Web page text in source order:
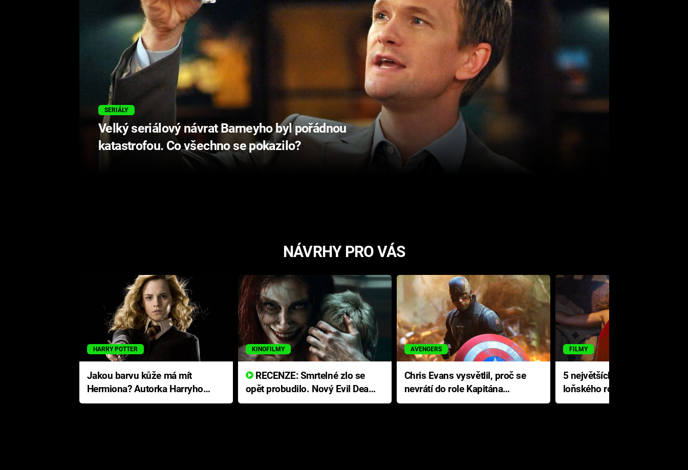
SERIÁLY
Velký seriálový návrat Barneyho byl pořádnou
katastrofou. Co všechno se pokazilo?
NÁVRHY PRO VÁS
HARRY POTTER
Jakou barvu kůže má mít
Hermiona? Autorka Harryho
Pottera přišla s ráznou
KINOFILMY
RECENZE: Smrtelné zlo se
opět probudilo. Nový Evil Dead
přichází s neodolatelnou
AVENGERS
Chris Evans vysvětlil, proč se
nevrátí do role Kapitána
Ameriky
FILMY
5 největších propadáků
loňského roku: Disney na
jediné katastrofě prodělal 200